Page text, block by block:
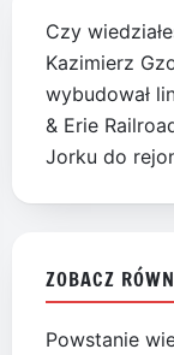
Czy
Kazimierz
wybudował
& Erie
Jorku do
ZOBACZ
Powstanie